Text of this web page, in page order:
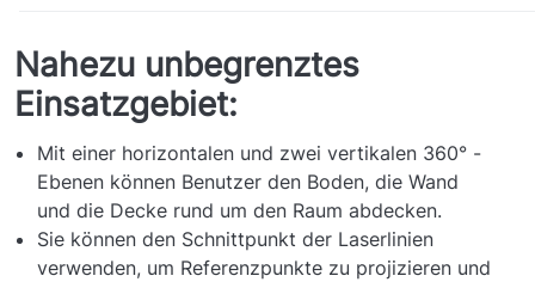
Nahezu unbegrenztes
Einsatzgebiet:
Mit einer horizontalen und zwei vertikalen 360° -
Ebenen können Benutzer den Boden, die Wand
und die Decke rund um den Raum abdecken.
Sie können den Schnittpunkt der Laserlinien
verwenden, um Referenzpunkte zu projizieren und